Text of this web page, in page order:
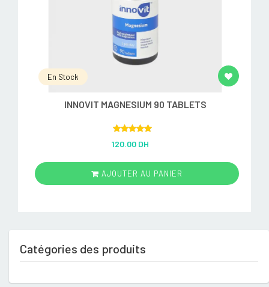
En Stock
INNOVIT MAGNESIUM 90 TABLETS
out of 5
120.00 DH
AJOUTER AU PANIER
Catégories des produits